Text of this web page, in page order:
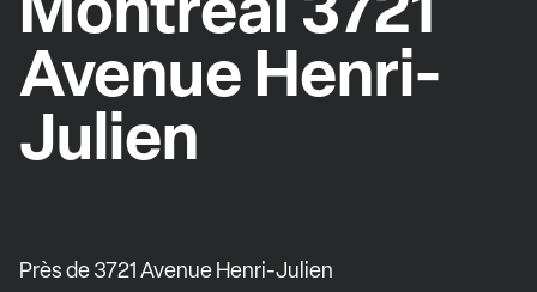
Avenue Henri-
Julien
Près de 3721 Avenue Henri-Julien